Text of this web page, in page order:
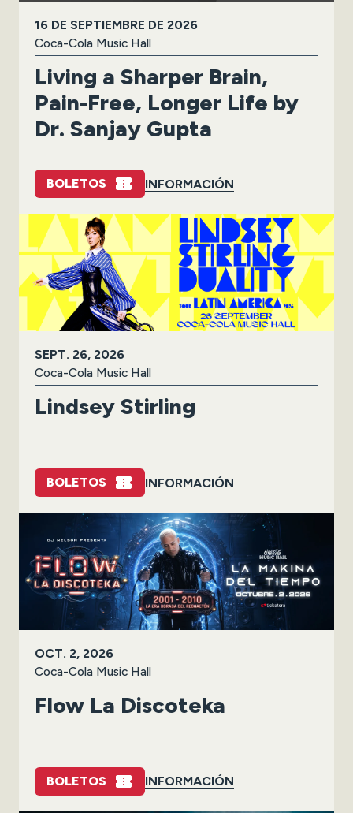
16 DE SEPTIEMBRE DE 2026
Coca-Cola Music Hall
Living a Sharper Brain,
Pain-Free, Longer Life by
Dr. Sanjay Gupta
BOLETOS INFORMACIÓN
SEPT. 26, 2026
Coca-Cola Music Hall
Lindsey Stirling
BOLETOS INFORMACIÓN
OCT. 2, 2026
Coca-Cola Music Hall
Flow La Discoteka
BOLETOS INFORMACIÓN